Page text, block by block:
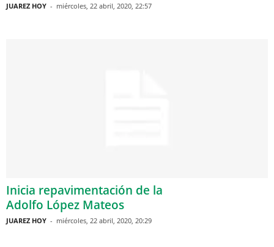
JUAREZ HOY - miércoles, 22 abril, 2020, 22:57
Inicia repavimentación de la
Adolfo López Mateos
JUAREZ HOY - miércoles, 22 abril, 2020, 20:29